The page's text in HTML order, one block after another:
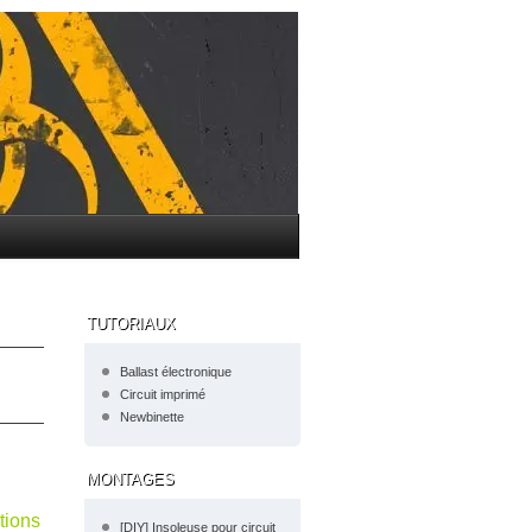
TUTORIAUX
Ballast électronique
Circuit imprimé
Newbinette
MONTAGES
[DIY] Insoleuse pour circuit